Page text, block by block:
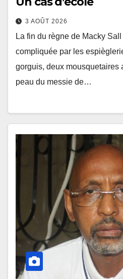
3 AOÛT 2026
La fin du règne de Macky
compliquée par les
gorguis, deux mousquetaires
peau du messie de…